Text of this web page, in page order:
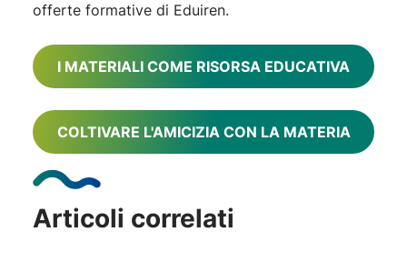
offerte formative di Eduiren.
I MATERIALI COME RISORSA EDUCATIVA
COLTIVARE L'AMICIZIA CON LA MATERIA
Articoli correlati